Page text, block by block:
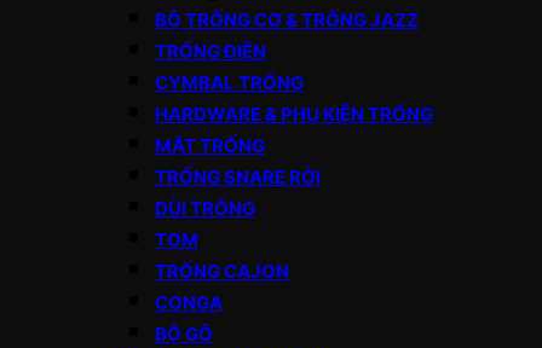
BỘ TRỐNG CƠ & TRỐNG JAZZ
TRỐNG ĐIỆN
CYMBAL TRỐNG
HARDWARE & PHỤ KIỆN TRỐNG
MẶT TRỐNG
TRỐNG SNARE RỜI
DÙI TRỐNG
TOM
TRỐNG CAJON
CONGA
BỘ GÕ